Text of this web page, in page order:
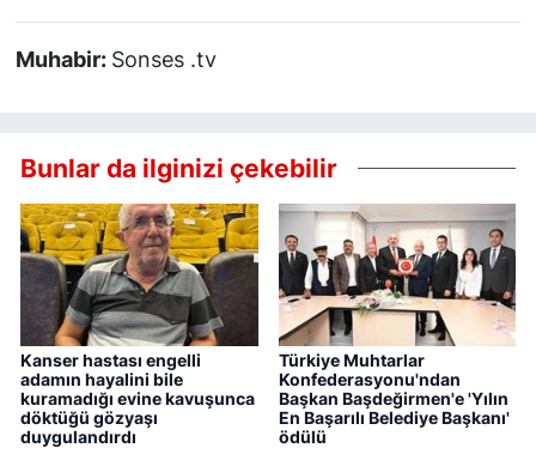
Muhabir: Sonses .tv
Bunlar da ilginizi çekebilir
Kanser hastası engelli
adamın hayalini bile
kuramadığı evine kavuşunca
döktüğü gözyaşı
duygulandırdı
Türkiye Muhtarlar
Konfederasyonu'ndan
Başkan Başdeğirmen'e 'Yılın
En Başarılı Belediye Başkanı'
ödülü